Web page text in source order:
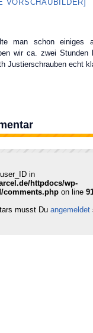
VORSCHAUBILDER]
man schon einiges
wir ca. zwei
Justierschrauben echt
in
httpdocs/wp-
comments.phpon line
musst Du angemeldet